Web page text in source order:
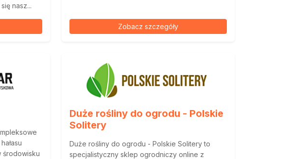
nasz...
Zobacz szczegóły
środowisku
Duże rośliny do ogrodu - Polskie
Solitery
Duże rośliny do ogrodu - Polskie Solitery to
specjalistyczny sklep ogrodniczy online z